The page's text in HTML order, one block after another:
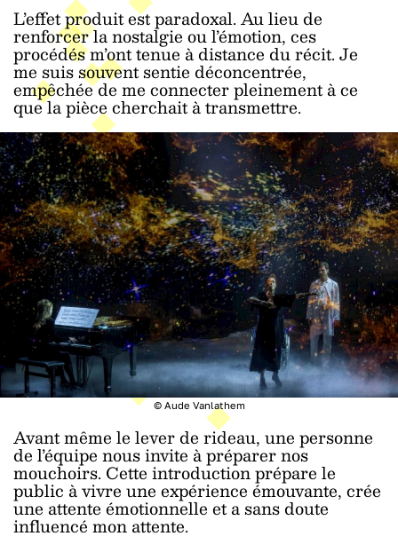
L’effet produit est paradoxal. Au lieu de
renforcer la nostalgie ou l’émotion, ces
procédés m’ont tenue à distance du récit. Je
me suis souvent sentie déconcentrée,
empêchée de me connecter pleinement à ce
que la pièce cherchait à transmettre.
© Aude Vanlathem
Avant même le lever de rideau, une personne
de l’équipe nous invite à préparer nos
mouchoirs. Cette introduction prépare le
public à vivre une expérience émouvante, crée
une attente émotionnelle et a sans doute
influencé mon attente.